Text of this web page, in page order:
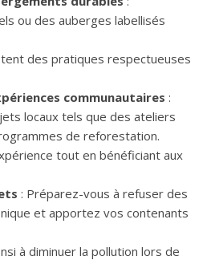
ou des auberges labellisés
des pratiques respectueuses
communautaires :
locaux tels que des ateliers
de reforestation.
tout en bénéficiant aux
: Préparez-vous à refuser des
et apportez vos contenants
à diminuer la pollution lors de